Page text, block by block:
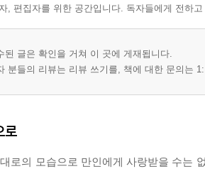
굴리다 : 일상의 반복이 알려주는 특별한
: 나의 존엄을 가꾸어 나가는 일
: 나를 지켜주는 말
, 편집자를 위한 공간입니다. 독자들에게 전하
된 글은 확인을 거쳐 이 곳에 게재됩니다.
분들의 리뷰는 리뷰 쓰기를, 책에 대한 문의는
로
로의 모습으로 만인에게 사랑받을 수는